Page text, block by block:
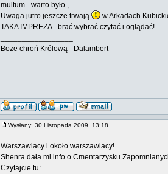
multum - warto było ,
Uwaga jutro jeszcze trwają
w Arkadach
TAKA IMPREZA - brać wybrać czytać i oglądać!
Boże chroń Królową - Dalambert
Wysłany: 30 Listopada 2009, 13:18
Warszawiacy i około warszawiacy!
Shenra dała mi info o Cmentarzysku
Czytajcie tu: